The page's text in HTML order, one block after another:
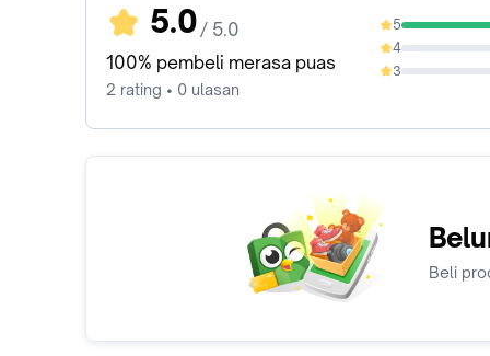
5.0 / 5.0
100% pembeli merasa puas
2 rating • 0 ulasan
5
100%
4
0%
3
0%
Beli